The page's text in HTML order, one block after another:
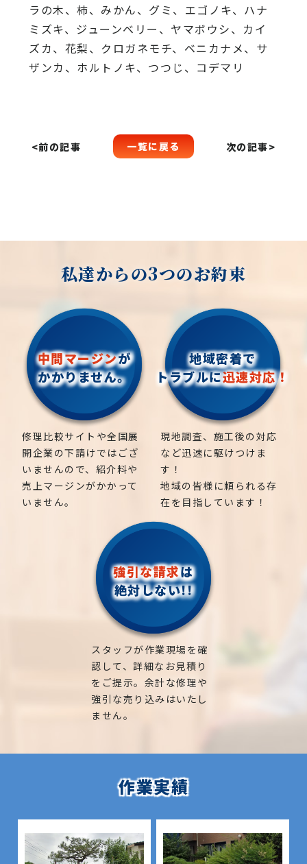
ラの木、柿、みかん、グミ、 エゴノキ、ハナ
ミズキ、ジューンベリー、ヤマボウシ、カイ
ズカ、 花梨、クロガネモチ、ベニカナメ、サ
ザンカ、ホルトノキ、 つつじ、コデマリ
<前の記事 一覧に戻る 次の記事>
私達からの3つのお約束
中間マージンが
かかりません。
修理比較サイトや全国展
開企業の下請けではござ
いませんので、紹介料や
売上マージンがかかって
いません。
地域密着で
トラブルに迅速対応！
現地調査、施工後の対応
など迅速に駆けつけま
す！
地域の皆様に頼られる存
在を目指しています！
強引な請求は
絶対しない!!
スタッフが作業現場を確
認して、詳細なお見積り
をご提示。余計な修理や
強引な売り込みはいたし
ません。
作業実績